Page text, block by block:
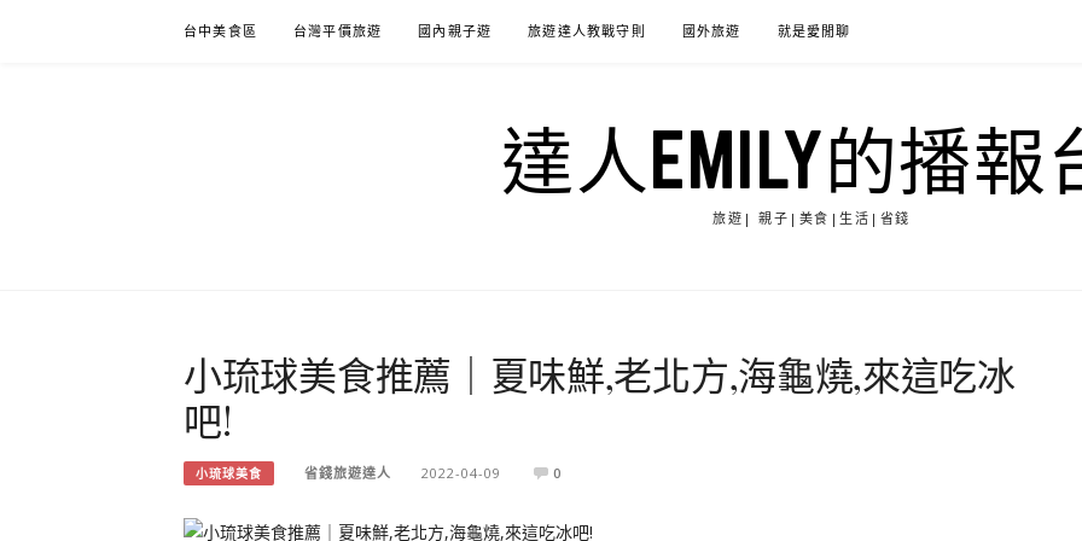
台中美食區 台灣平價旅遊 國內親子遊 旅遊達人教戰守則 國外旅遊 就是愛閒聊
達人EMILY的播報
旅遊| 親子|美食|生活|省錢
小琉球美食推薦｜夏味鮮,老北方,海龜燒,來這吃冰
吧!
小琉球美食 省錢旅遊達人 2022-04-09 0